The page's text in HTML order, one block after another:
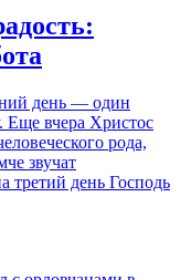
день — один
Еще вчера Христос
рода,
звучат
третий день Господь